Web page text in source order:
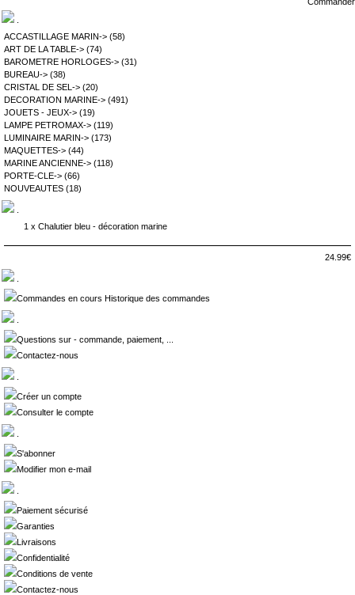
ACCASTILLAGE MARIN-> (58)
ART DE LA TABLE-> (74)
BAROMETRE HORLOGES-> (31)
BUREAU-> (38)
CRISTAL DE SEL-> (20)
DECORATION MARINE-> (491)
JOUETS - JEUX-> (19)
LAMPE PETROMAX-> (119)
LUMINAIRE MARIN-> (173)
MAQUETTES-> (44)
MARINE ANCIENNE-> (118)
PORTE-CLE-> (66)
NOUVEAUTES (18)
1 x Chalutier bleu - décoration marine
24.99€
Commandes en cours Historique des commandes
Questions sur - commande, paiement, ...
Contactez-nous
Créer un compte
Consulter le compte
S'abonner
Modifier mon e-mail
Paiement sécurisé
Garanties
Livraisons
Confidentialité
Conditions de vente
Contactez-nous